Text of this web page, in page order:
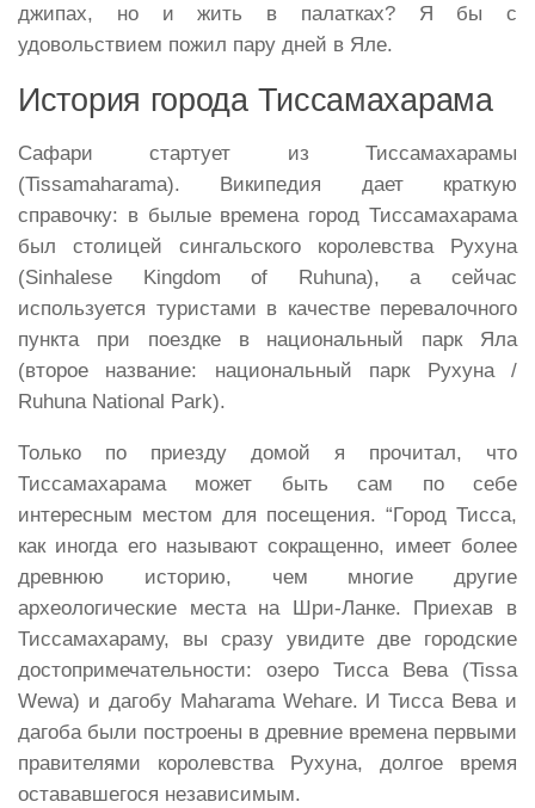
джипах, но и жить в палатках? Я бы с
удовольствием пожил пару дней в Яле.
История городаТиссамахарама
Сафари стартует из Тиссамахарамы
(Tissamaharama). Википедия дает краткую
справочку: в былые времена город Тиссамахарама
был столицей сингальского королевства Рухуна
(Sinhalese Kingdom of Ruhuna), а сейчас
используется туристами в качестве перевалочного
пункта при поездке в национальный парк Яла
(второе название: национальный парк Рухуна /
Ruhuna National Park).
Только по приезду домой я прочитал, что
Тиссамахарама может быть сам по себе
интересным местом для посещения. “Город Тисса,
как иногда его называют сокращенно, имеет более
древнюю историю, чем многие другие
археологические места на Шри-Ланке. Приехав в
Тиссамахараму, вы сразу увидите две городские
достопримечательности: озеро Тисса Вева (Tissa
Wewa) и дагобу Maharama Wehare. И Тисса Вева и
дагоба были построены в древние времена первыми
правителями королевства Рухуна, долгое время
остававшегося независимым.